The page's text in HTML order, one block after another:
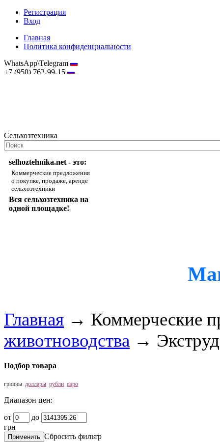
Регистрация
Вход
Главная
Политика конфиденциальности
WhatsApp\Telegram
+7 (958) 762-99-15
Сельхозтехника
selhoztehnika.net - это:
Коммерческие предложения
о покупке, продаже, аренде
сельхозтехники
Вся сельхозтехника на
одной площадке!
Главная → Коммерческие
животноводства →
Подбор товара
гривны доллары рубли евро
Диапазон цен:
от
до
грн
Сбросить фильтр